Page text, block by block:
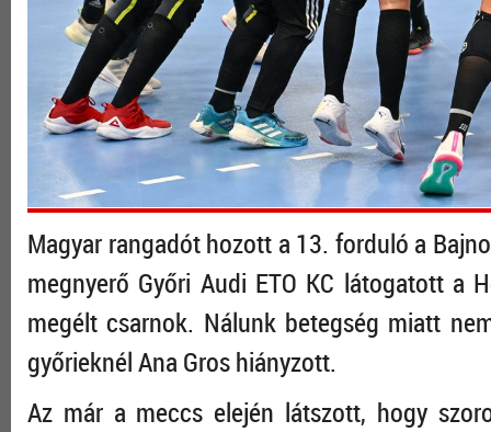
Magyar rangadót hozott a 13. forduló a
megnyerő Győri Audi ETO KC látogatott a
megélt csarnok. Nálunk betegség miatt
győrieknél Ana Gros hiányzott.
Az már a meccs elején látszott, hogy